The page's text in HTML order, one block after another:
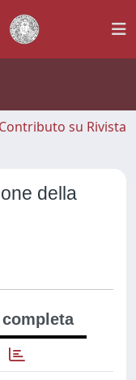
su Rivista
della